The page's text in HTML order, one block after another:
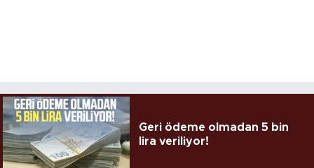
Geri ödeme olmadan 5 bin
lira veriliyor!